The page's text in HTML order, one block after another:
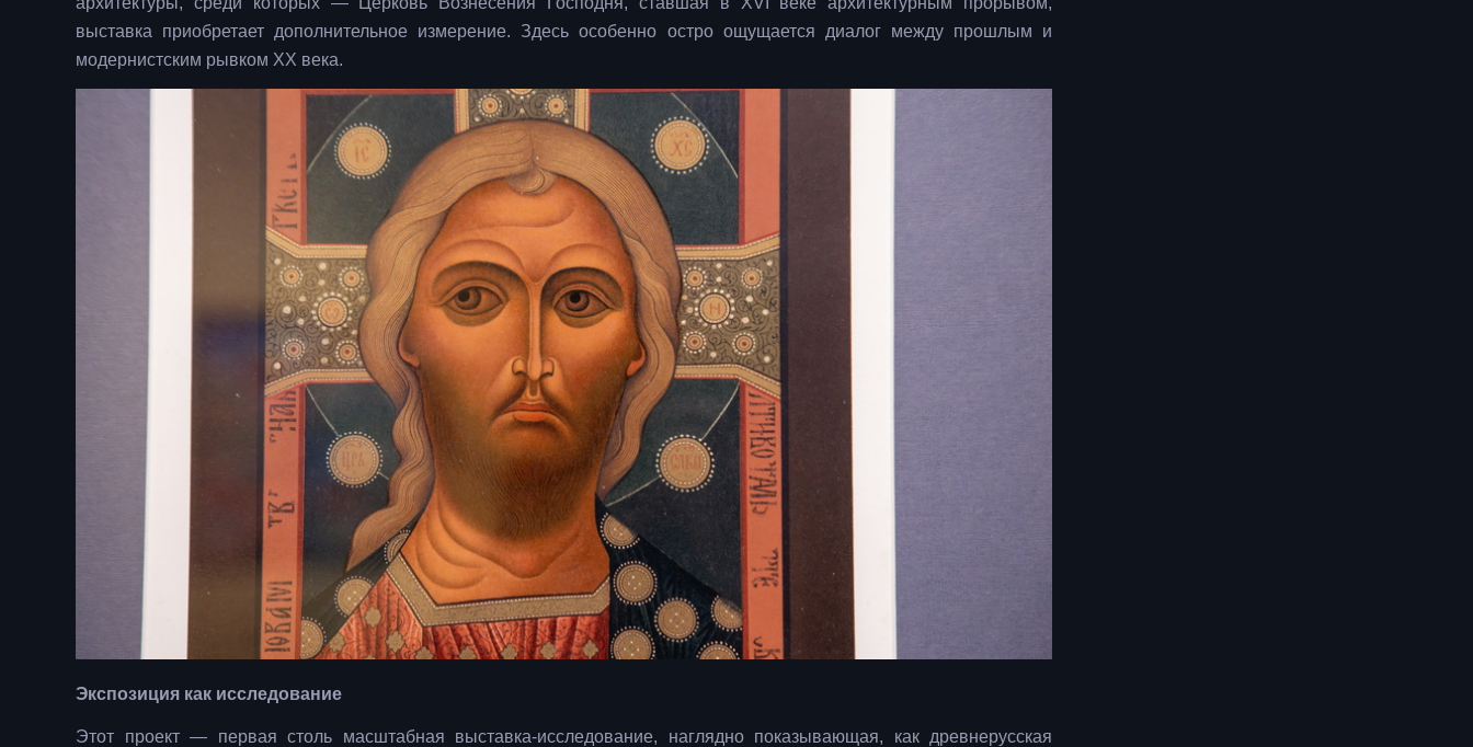
выставка приобретает дополнительное измерение. Здесь особенно остро ощущается диалог между прошлым и
модернистским рывком XX века.
Экспозиция как исследование
Этот проект — первая столь масштабная выставка-исследование, наглядно показывающая, как древнерусская